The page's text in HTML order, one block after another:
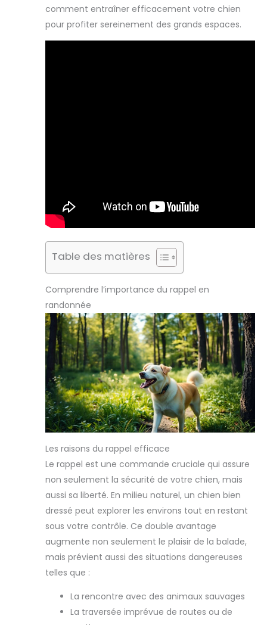
comment entraîner efficacement votre chien
pour profiter sereinement des grands espaces.
Table des matières
Comprendre l’importance du rappel en
randonnée
Les raisons du rappel efficace
Le rappel est une commande cruciale qui assure
non seulement la sécurité de votre chien, mais
aussi sa liberté. En milieu naturel, un chien bien
dressé peut explorer les environs tout en restant
sous votre contrôle. Ce double avantage
augmente non seulement le plaisir de la balade,
mais prévient aussi des situations dangereuses
telles que :
La rencontre avec des animaux sauvages
La traversée imprévue de routes ou de